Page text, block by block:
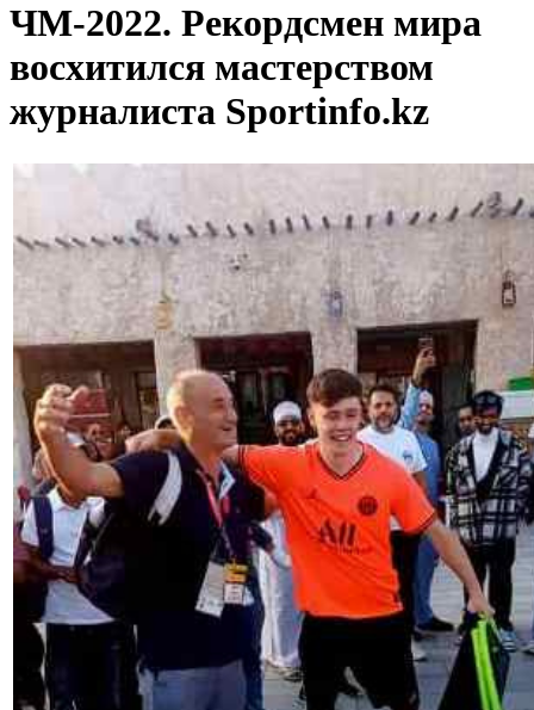
ЧМ-2022. Рекордсмен мира
восхитился мастерством
журналиста Sportinfo.kz